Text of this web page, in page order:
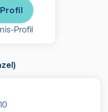
Profil
)
10